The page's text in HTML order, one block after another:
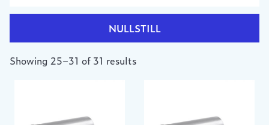
NULLSTILL
Showing 25–31 of 31 results